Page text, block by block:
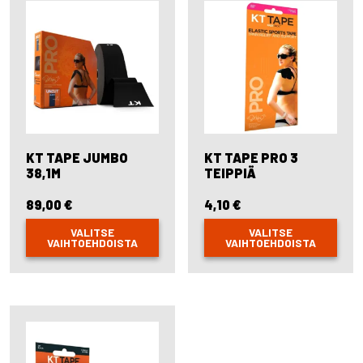
be
chosen
on
the
product
page
KT TAPE JUMBO
38,1M
89,00 €
VALITSE
VAIHTOEHDOISTA
This
product
multiple
variants.
options
may
KT TAPE PRO 3
TEIPPIÄ
4,10€
VALITSE
VAIHTOEHDOISTA
This
product